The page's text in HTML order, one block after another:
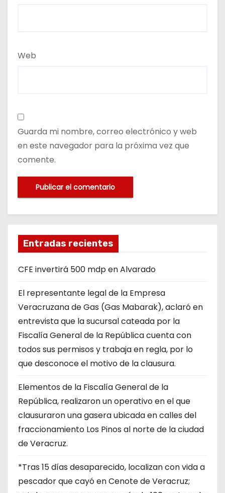
Web
Guarda mi nombre, correo electrónico y web
en este navegador para la próxima vez que
comente.
Entradas recientes
CFE invertirá 500 mdp en Alvarado
El representante legal de la Empresa
Veracruzana de Gas (Gas Mabarak), aclaró en
entrevista que la sucursal cateada por la
Fiscalía General de la República cuenta con
todos sus permisos y trabaja en regla, por lo
que desconoce el motivo de la clausura.
Elementos de la Fiscalía General de la
República, realizaron un operativo en el que
clausuraron una gasera ubicada en calles del
fraccionamiento Los Pinos al norte de la ciudad
de Veracruz.
*Tras 15 días desaparecido, localizan con vida a
pescador que cayó en Cenote de Veracruz;